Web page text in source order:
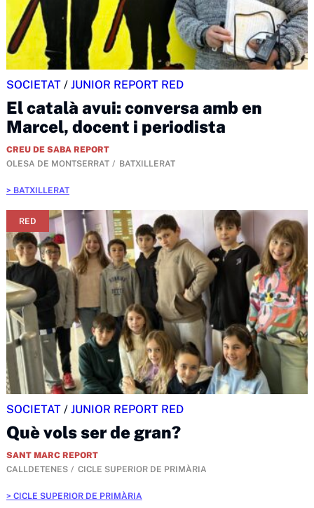
SOCIETAT / JUNIOR REPORT RED
El català avui: conversa amb en
Marcel, docent i periodista
CREU DE SABA REPORT
OLESA DE MONTSERRAT
BATXILLERAT
BATXILLERAT
RED
SOCIETAT / JUNIOR REPORT RED
Què vols ser de gran?
SANT MARC REPORT
CALLDETENES
CICLE SUPERIOR DE PRIMÀRIA
CICLE SUPERIOR DE PRIMÀRIA